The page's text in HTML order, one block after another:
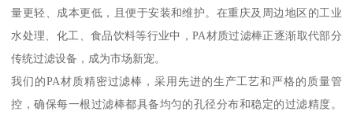
量更轻、成本更低，且便于安装和维护。在重庆及周边地区的工业
水处理、化工、食品饮料等行业中，PA材质过滤棒正逐渐取代部分
传统过滤设备，成为市场新宠。
我们的PA材质精密过滤棒，采用先进的生产工艺和严格的质量管
控，确保每一根过滤棒都具备均匀的孔径分布和稳定的过滤精度。